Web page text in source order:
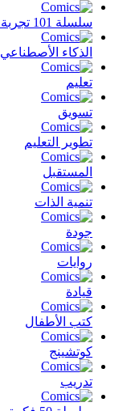
سلسلة 101 تجربة شيقة
الذكاء الأصطناعي
تعليم
تسويق
تطوير التعليم
المستقبل
تنمية الذات
جودة
روايات
قيادة
كتب الأطفال
كوتشينج
تدريب